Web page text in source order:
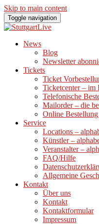
Skip to main content
Toggle navigation
News
Blog
Newsletter
Tickets
Ticket
Ticketcenter – im
Telefonische
Mailorder – die
Online
Service
Locations –
Künstler –
Veranstalter –
FAQ/Hilfe
Allgemeine
Kontakt
Über uns
Kontakt
Kontaktformular
Impressum